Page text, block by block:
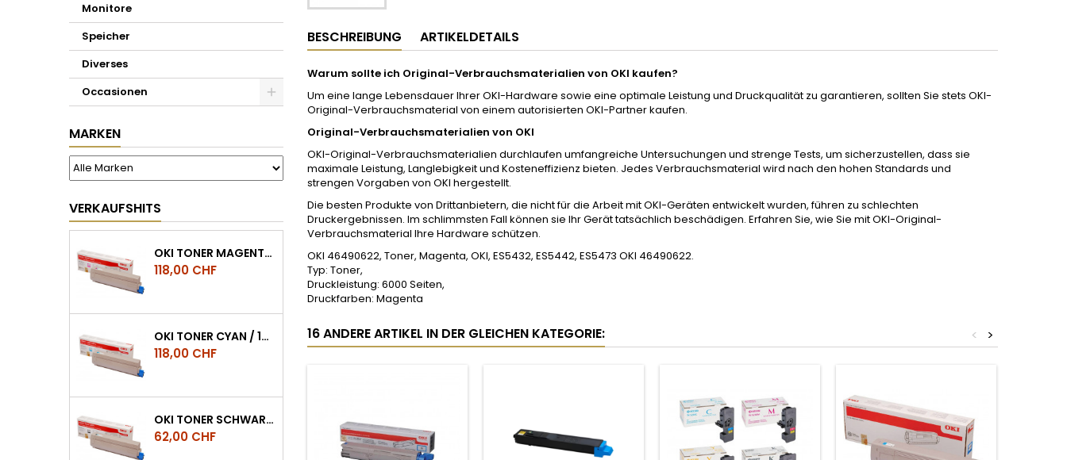
Monitore
Speicher
Diverses
Occasionen
MARKEN
VERKAUFSHITS
OKI TONER MAGENTA / 10.000 SEITEN, ES8453, ES8473, ES8483 MFP
Preis
118,00 CHF
OKI TONER CYAN / 10.000 SEITEN, ES8453, ES8473, ES8483 MFP
Preis
118,00 CHF
OKI TONER SCHWARZ / 15.000 SEITEN, ES8453, ES8473, ES8483 MFP
Preis
62,00 CHF
BESCHREIBUNG ARTIKELDETAILS
Warum sollte ich Original-Verbrauchsmaterialien von OKI kaufen?
Um eine lange Lebensdauer Ihrer OKI-Hardware sowie eine optimale Leistung und Druckqualität zu garantieren, sollten Sie stets OKI-
Original-Verbrauchsmaterial von einem autorisierten OKI-Partner kaufen.
Original-Verbrauchsmaterialien von OKI
OKI-Original-Verbrauchsmaterialien durchlaufen umfangreiche Untersuchungen und strenge Tests, um sicherzustellen, dass sie
maximale Leistung, Langlebigkeit und Kosteneffizienz bieten. Jedes Verbrauchsmaterial wird nach den hohen Standards und
strengen Vorgaben von OKI hergestellt.
Die besten Produkte von Drittanbietern, die nicht für die Arbeit mit OKI-Geräten entwickelt wurden, führen zu schlechten
Druckergebnissen. Im schlimmsten Fall können sie Ihr Gerät tatsächlich beschädigen. Erfahren Sie, wie Sie mit OKI-Original-
Verbrauchsmaterial Ihre Hardware schützen.
OKI 46490622, Toner, Magenta, OKI, ES5432, ES5442, ES5473 OKI 46490622.
Typ: Toner,
Druckleistung: 6000 Seiten,
Druckfarben: Magenta
16 ANDERE ARTIKEL IN DER GLEICHEN KATEGORIE: >
<